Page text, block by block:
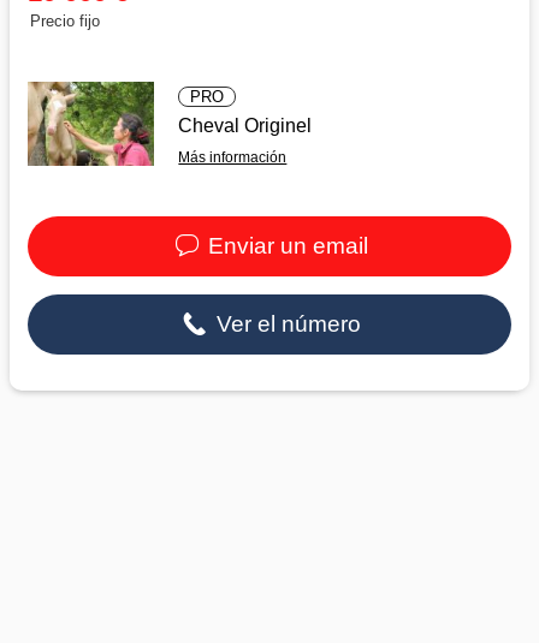
Precio fijo
PRO
Cheval Originel
Más información
Enviar un email
Ver el número